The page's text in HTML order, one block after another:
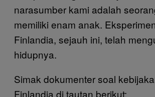
narasumber kami adalah
memiliki enam anak.
Finlandia, sejauh ini, telah
hidupnya.
Simak dokumenter soal
Finlandia di tautan berikut: